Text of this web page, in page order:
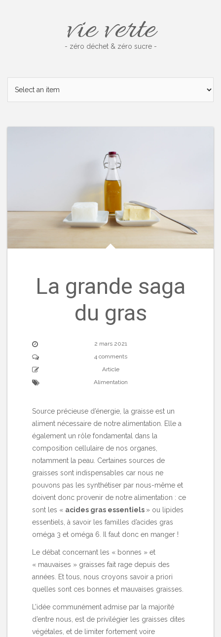
vie verte
- zéro déchet & zéro sucre -
La grande saga
du gras
2 mars 2021
4 comments
Article
Alimentation
Source précieuse d’énergie, la graisse est un
aliment nécessaire de notre alimentation. Elle a
également un rôle fondamental dans la
composition cellulaire de nos organes,
notamment la peau. Certaines sources de
graisses sont indispensables car nous ne
pouvons pas les synthétiser par nous-même et
doivent donc provenir de notre alimentation : ce
sont les « acides gras essentiels » ou lipides
essentiels, à savoir les familles d’acides gras
oméga 3 et oméga 6. Il faut donc en manger !
Le débat concernant les « bonnes » et
« mauvaises » graisses fait rage depuis des
années. Et tous, nous croyons savoir a priori
quelles sont ces bonnes et mauvaises graisses.
L’idée communément admise par la majorité
d’entre nous, est de privilégier les graisses dites
végétales, et de limiter fortement voire